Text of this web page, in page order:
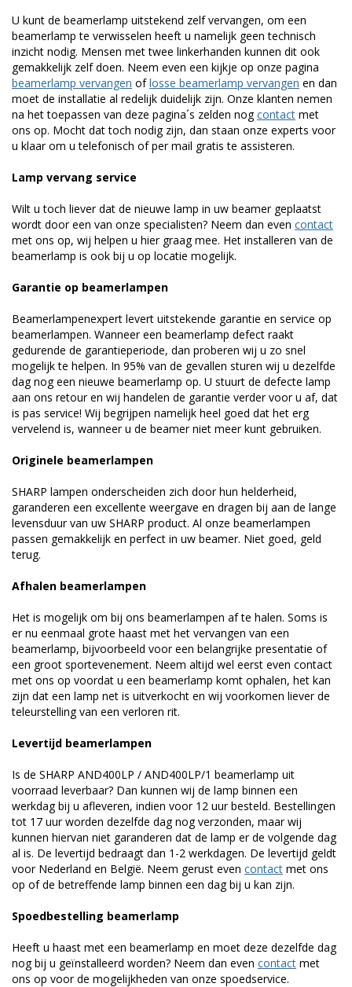
U kunt de beamerlamp uitstekend zelf vervangen, om een
beamerlamp te verwisselen heeft u namelijk geen technisch
inzicht nodig. Mensen met twee linkerhanden kunnen dit ook
gemakkelijk zelf doen. Neem even een kijkje op onze pagina
beamerlamp vervangen oflosse beamerlamp vervangen en dan
moet de installatie al redelijk duidelijk zijn. Onze klanten nemen
na het toepassen van deze pagina´s zelden nogcontact met
ons op. Mocht dat toch nodig zijn, dan staan onze experts voor
u klaar om u telefonisch of per mail gratis te assisteren.
Lamp vervang service
Wilt u toch liever dat de nieuwe lamp in uw beamer geplaatst
wordt door een van onze specialisten? Neem dan even contact
met ons op, wij helpen u hier graag mee. Het installeren van de
beamerlamp is ook bij u op locatie mogelijk.
Garantie op beamerlampen
Beamerlampenexpert levert uitstekende garantie en service op
beamerlampen. Wanneer een beamerlamp defect raakt
gedurende de garantieperiode, dan proberen wij u zo snel
mogelijk te helpen. In 95% van de gevallen sturen wij u dezelfde
dag nog een nieuwe beamerlamp op. U stuurt de defecte lamp
aan ons retour en wij handelen de garantie verder voor u af, dat
is pas service! Wij begrijpen namelijk heel goed dat het erg
vervelend is, wanneer u de beamer niet meer kunt gebruiken.
Originele beamerlampen
SHARP lampen onderscheiden zich door hun helderheid,
garanderen een excellente weergave en dragen bij aan de lange
levensduur van uw SHARP product. Al onze beamerlampen
passen gemakkelijk en perfect in uw beamer. Niet goed, geld
terug.
Afhalen beamerlampen
Het is mogelijk om bij ons beamerlampen af te halen. Soms is
er nu eenmaal grote haast met het vervangen van een
beamerlamp, bijvoorbeeld voor een belangrijke presentatie of
een groot sportevenement. Neem altijd wel eerst even contact
met ons op voordat u een beamerlamp komt ophalen, het kan
zijn dat een lamp net is uitverkocht en wij voorkomen liever de
teleurstelling van een verloren rit.
Levertijd beamerlampen
Is de SHARP AND400LP / AND400LP/1 beamerlamp uit
voorraad leverbaar? Dan kunnen wij de lamp binnen een
werkdag bij u afleveren, indien voor 12 uur besteld. Bestellingen
tot 17 uur worden dezelfde dag nog verzonden, maar wij
kunnen hiervan niet garanderen dat de lamp er de volgende dag
al is. De levertijd bedraagt dan 1-2 werkdagen. De levertijd geldt
voor Nederland en België. Neem gerust even contact met ons
op of de betreffende lamp binnen een dag bij u kan zijn.
Spoedbestelling beamerlamp
Heeft u haast met een beamerlamp en moet deze dezelfde dag
nog bij u geïnstalleerd worden? Neem dan even contact met
ons op voor de mogelijkheden van onze spoedservice.